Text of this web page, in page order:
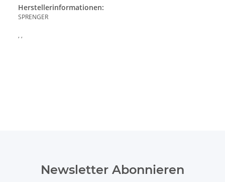
Herstellerinformationen:
SPRENGER
, ,
Newsletter Abonnieren